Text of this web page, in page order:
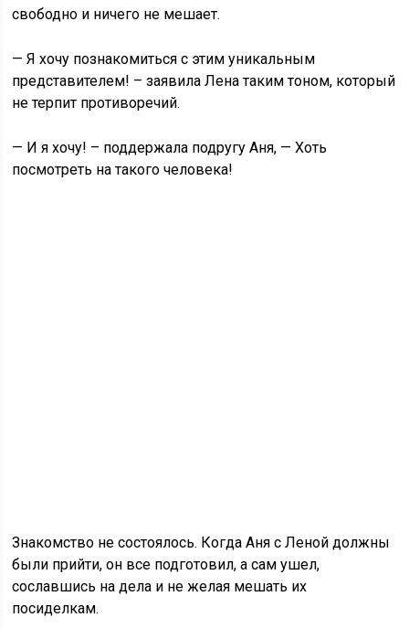
свободно и ничего не мешает.
— Я хочу познакомиться с этим уникальным
представителем! – заявила Лена таким тоном, который
не терпит противоречий.
— И я хочу! – поддержала подругу Аня, — Хоть
посмотреть на такого человека!
Знакомство не состоялось. Когда Аня с Леной должны
были прийти, он все подготовил, а сам ушел,
сославшись на дела и не желая мешать их
посиделкам.